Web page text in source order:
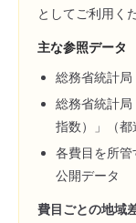
としてご利用く
主な参照データ
総務省統計局
総務省統計
指数）」（都
各費目を所
公開データ
費目ごとの地域